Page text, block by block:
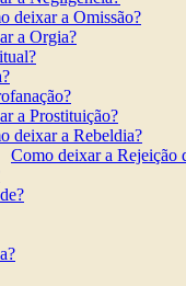
deixar a Omissão?
a Orgia?
a Prostituição?
deixar a Rebeldia?
Como deixar a Rejeição